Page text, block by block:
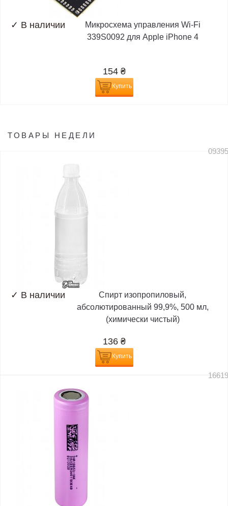
✓ В наличии
Микросхема управления Wi-Fi
339S0092 для Apple iPhone 4
154 ₴
Купить
ТОВАРЫ НЕДЕЛИ
✓ В наличии
Спирт изопропиловый,
абсолютированный 99,9%, 500 мл,
(химически чистый)
136 ₴
Купить